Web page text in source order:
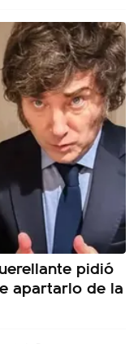
pidió
apartarlo de la